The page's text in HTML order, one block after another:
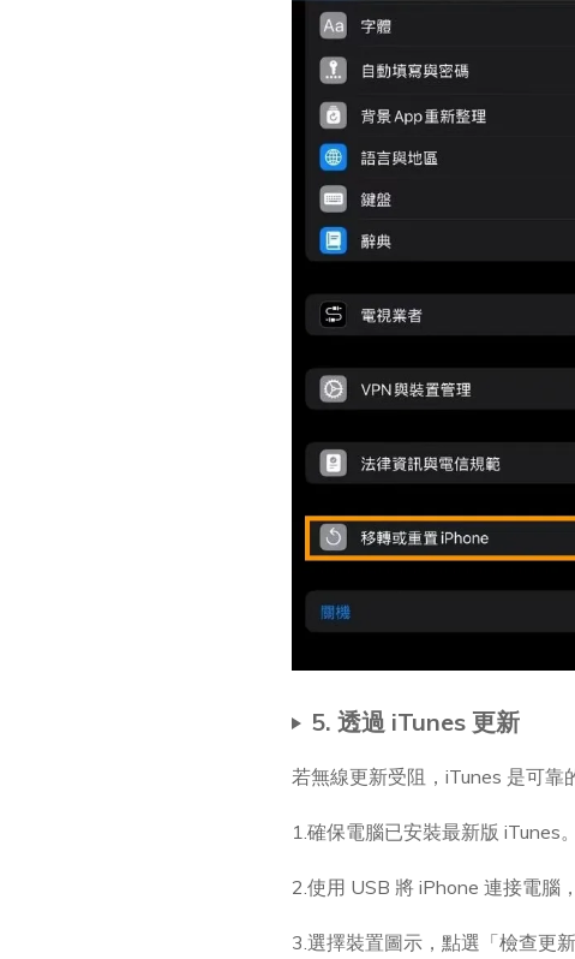
5. 透過 iTunes 更新
若無線更新受阻，iTunes 是可靠
1.確保電腦已安裝最新版 iTunes。
2.使用 USB 將 iPhone 連接電腦
3.選擇裝置圖示，點選「檢查更